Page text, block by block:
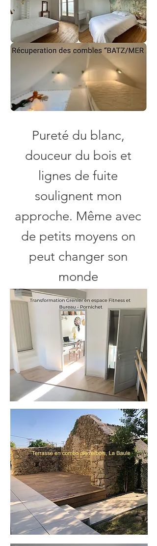
Pureté du blanc,
douceur du bois et
lignes de fuite
soulignent mon
approche. Même avec
de petits moyens on
peut changer son
monde